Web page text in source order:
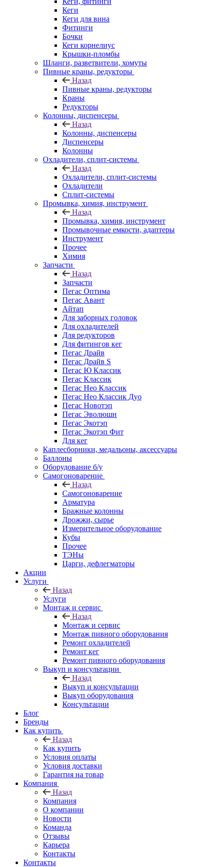
Кеги
Кеги для вина
Фитинги
Бочки
Кеги корнелиус
Крышки-пломбы
Шланги, разветвители, хомуты
Пивные краны, редукторы
Назад
Пивные краны, редукторы
Краны
Редукторы
Колонны, диспенсеры
Назад
Колонны, диспенсеры
Диспенсеры
Колонны
Охладители, сплит-системы
Назад
Охладители, сплит-системы
Охладители
Сплит-системы
Промывка, химия, инструмент
Назад
Промывка, химия, инструмент
Промывочные емкости, адаптеры
Инструмент
Прочее
Химия
Запчасти
Назад
Запчасти
Пегас Оптима
Пегас Авант
Айтап
Для заборных головок
Для охладителей
Для редукторов
Для фитингов кег
Пегас Драйв
Пегас Драйв S
Пегас Ю Классик
Пегас Классик
Пегас Нео Классик
Пегас Нео Классик Дуо
Пегас Новотэп
Пегас Эволюшн
Пегас Экотэп
Пегас Экотэп Фит
Для кег
Каплесборники, медальоны, аксессуары
Баллоны
Оборудование б/у
Самогоноварение
Назад
Самогоноварение
Арматура
Бражные колонны
Дрожжи, сырье
Измерительное оборудование
Кубы
Прочее
ТЭНы
Царги, дефлегматоры
Акции
Услуги
Назад
Услуги
Монтаж и сервис
Назад
Монтаж и сервис
Монтаж пивного оборудования
Ремонт охладителей
Ремонт кег
Ремонт пивного оборудования
Выкуп и консультации
Назад
Выкуп и консультации
Выкуп оборудования
Консультации
Блог
Бренды
Как купить
Назад
Как купить
Условия оплаты
Условия доставки
Гарантия на товар
Компания
Назад
Компания
О компании
Новости
Команда
Отзывы
Карьера
Контакты
Контакты